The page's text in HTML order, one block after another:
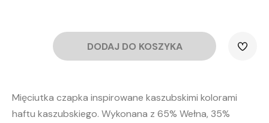
wynosiła:
150,00 zł.
95,00 zł.
DODAJ DO KOSZYKA
Mięciutka czapka inspirowane kaszubskimi kolorami
haftu kaszubskiego. Wykonana z 65% Wełna, 35%